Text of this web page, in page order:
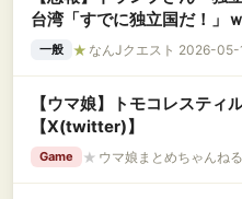
台湾「すでに独立国だ！」
一般 ★ なんJクエスト 2026-05-
【ウマ娘】トモコレステ
【X(twitter)】
Game ★ ウマ娘まとめちゃんね